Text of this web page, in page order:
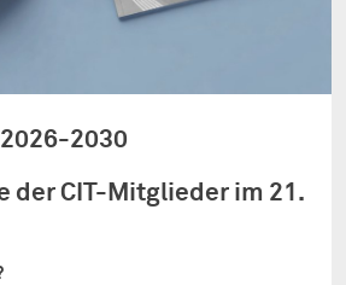
2030
der CIT-Mitglieder im 21.